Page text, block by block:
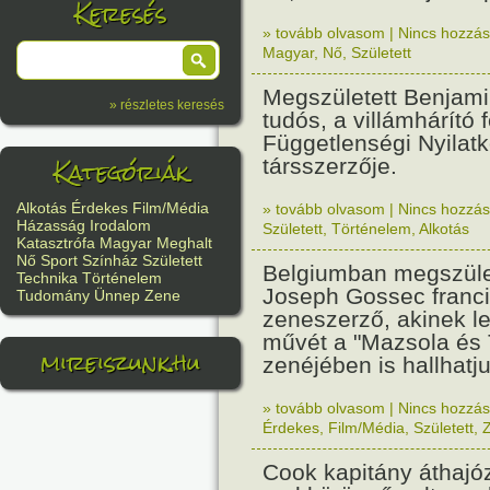
Keresés
» részletes keresés
Kategóriák
Alkotás Érdekes Film/Média
Házasság Irodalom
Katasztrófa Magyar Meghalt
Nő Sport Színház Született
Technika Történelem
Tudomány Ünnep Zene
mireiszunk.hu
» tovább olvasom | Nincs
Magyar, Nő Született
Megszületett
tudós, a villámhárító
Függetlenségi
társszerzője.
» tovább olvasom | Nincs
Született Történelem Alkotás
Belgiumban
Joseph Gossec
zeneszerző, akinek
művét a "Mazsola és
zenéjében is
» tovább olvasom | Nincs
Érdekes Film/Média Született
Cook kapitány